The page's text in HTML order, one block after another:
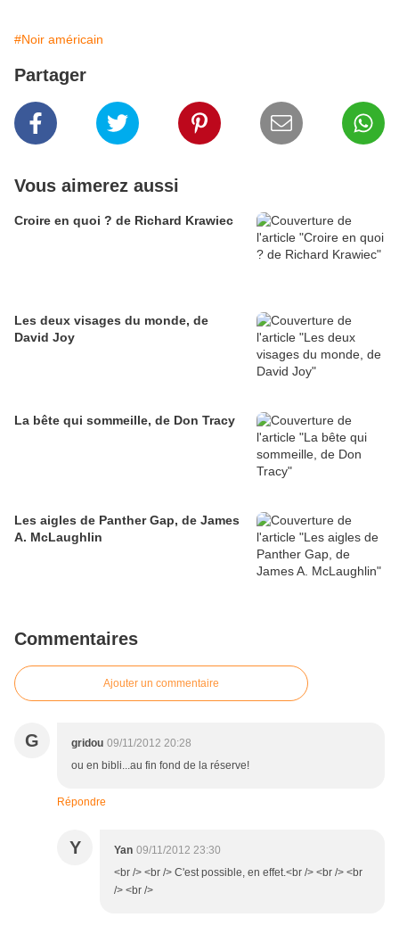
#Noir américain
Partager
Vous aimerez aussi
Croire en quoi ? de Richard Krawiec
Les deux visages du monde, de
David Joy
La bête qui sommeille, de Don Tracy
Les aigles de Panther Gap, de James
A. McLaughlin
Commentaires
Ajouter un commentaire
G gridou 09/11/2012 20:28
ou en bibli...au fin fond de la réserve!
Répondre
Y Yan 09/11/2012 23:30
<br /> <br /> C'est possible, en effet.<br /> <br /> <br
/> <br />